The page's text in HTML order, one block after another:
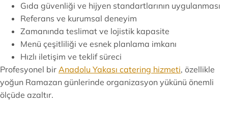
Gıda güvenliği ve hijyen standartlarının uygulanması
Referans ve kurumsal deneyim
Zamanında teslimat ve lojistik kapasite
Menü çeşitliliği ve esnek planlama imkanı
Hızlı iletişim ve teklif süreci
Profesyonel bir Anadolu Yakası catering hizmeti, özellikle
yoğun Ramazan günlerinde organizasyon yükünü önemli
ölçüde azaltır.